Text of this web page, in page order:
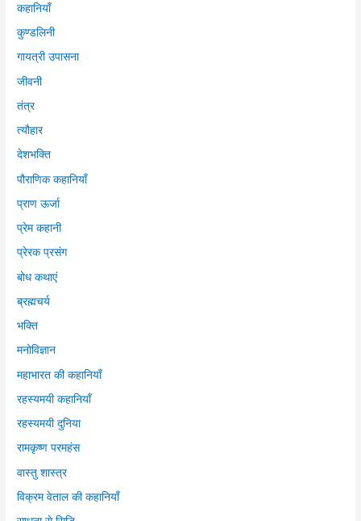
कहानियाँ
कुण्डलिनी
गायत्री उपासना
जीवनी
तंत्र
त्यौहार
देशभक्ति
पौराणिक कहानियाँ
प्राण ऊर्जा
प्रेम कहानी
प्रेरक प्रसंग
बोध कथाएं
ब्रह्मचर्य
भक्ति
मनोविज्ञान
महाभारत की कहानियाँ
रहस्यमयी कहानियाँ
रहस्यमयी दुनिया
रामकृष्ण परमहंस
वास्तु शास्त्र
विक्रम वेताल की कहानियाँ